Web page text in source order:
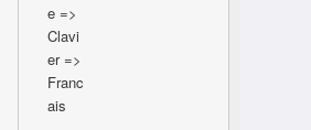
e =>
Clavi
er =>
Franc
ais